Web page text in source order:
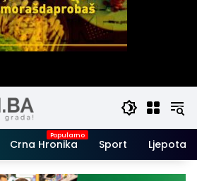
Crna Hronika Sport Ljepota i